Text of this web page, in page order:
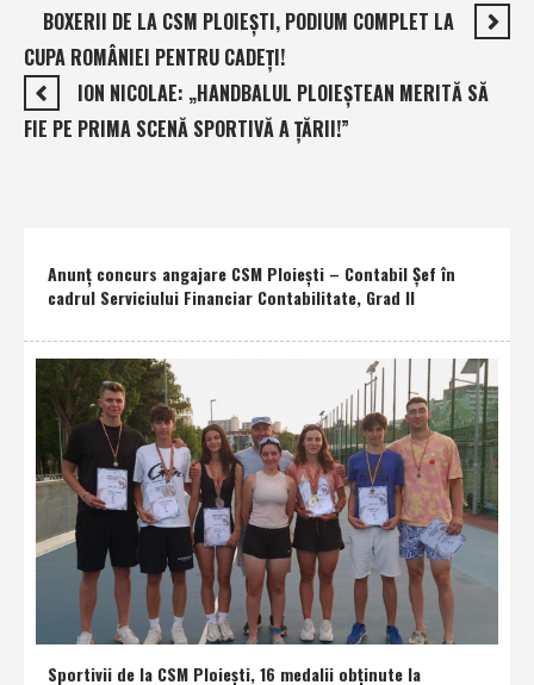
BOXERII DE LA CSM PLOIEŞTI, PODIUM COMPLET LA
CUPA ROMÂNIEI PENTRU CADEŢI!
ION NICOLAE: „HANDBALUL PLOIEŞTEAN MERITĂ SĂ
FIE PE PRIMA SCENĂ SPORTIVĂ A ŢĂRII!”
Anunţ concurs angajare CSM Ploieşti – Contabil Şef în
cadrul Serviciului Financiar Contabilitate, Grad II
Sportivii de la CSM Ploieşti, 16 medalii obţinute la